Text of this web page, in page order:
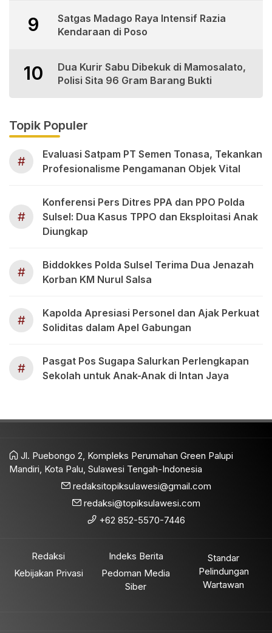
9
Satgas Madago Raya Intensif Razia
Kendaraan di Poso
10
Dua Kurir Sabu Dibekuk di Mamosalato,
Polisi Sita 96 Gram Barang Bukti
Topik Populer
#
Evaluasi Satpam PT Semen Tonasa, Tekankan
Profesionalisme Pengamanan Objek Vital
#
Konferensi Pers Ditres PPA dan PPO Polda
Sulsel: Dua Kasus TPPO dan Eksploitasi Anak
Diungkap
#
Biddokkes Polda Sulsel Terima Dua Jenazah
Korban KM Nurul Salsa
#
Kapolda Apresiasi Personel dan Ajak Perkuat
Soliditas dalam Apel Gabungan
#
Pasgat Pos Sugapa Salurkan Perlengkapan
Sekolah untuk Anak-Anak di Intan Jaya
Jl. Puebongo 2, Kompleks Perumahan Green Palupi
Mandiri, Kota Palu, Sulawesi Tengah-Indonesia
redaksitopiksulawesi@gmail.com
redaksi@topiksulawesi.com
+62 852-5570-7446
Redaksi
Kebijakan Privasi
Indeks Berita
Pedoman Media
Siber
Standar
Pelindungan
Wartawan